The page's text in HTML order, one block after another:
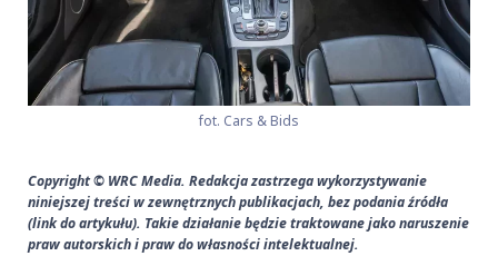
fot. Cars & Bids
Copyright © WRC Media. Redakcja zastrzega wykorzystywanie
niniejszej treści w zewnętrznych publikacjach, bez podania źródła
(link do artykułu). Takie działanie będzie traktowane jako naruszenie
praw autorskich i praw do własności intelektualnej.